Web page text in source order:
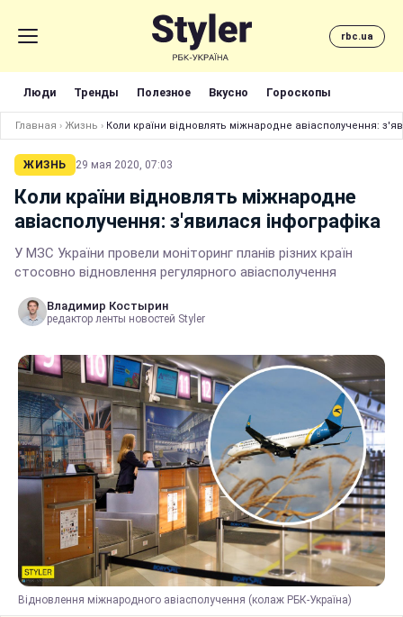
rbc.ua
Люди Тренды Полезное Вкусно Гороскопы
Главная › Жизнь › Коли країни відновлять міжнародне авіасполучення:
ЖИЗНЬ 29 мая 2020, 07:03
Коли країни відновлять міжнародне
авіасполучення: з'явилася інфографіка
У МЗС України провели моніторинг планів різних країн
стосовно відновлення регулярного авіасполучення
Владимир Костырин
редактор ленты новостей Styler
Відновлення міжнародного авіасполучення (колаж РБК-Україна)